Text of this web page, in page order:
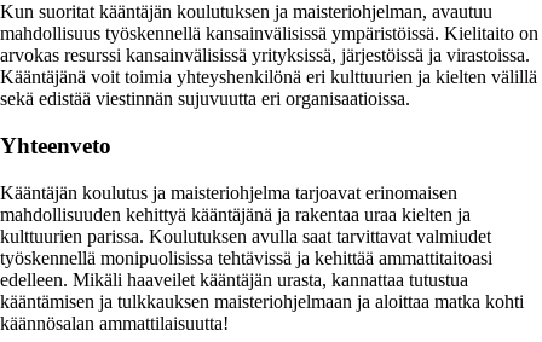
Kun suoritat kääntäjän koulutuksen ja maisteriohjelman, avautuu
mahdollisuus työskennellä kansainvälisissä ympäristöissä. Kielitaito on
arvokas resurssi kansainvälisissä yrityksissä, järjestöissä ja virastoissa.
Kääntäjänä voit toimia yhteyshenkilönä eri kulttuurien ja kielten välillä
sekä edistää viestinnän sujuvuutta eri organisaatioissa.
Yhteenveto
Kääntäjän koulutus ja maisteriohjelma tarjoavat erinomaisen
mahdollisuuden kehittyä kääntäjänä ja rakentaa uraa kielten ja
kulttuurien parissa. Koulutuksen avulla saat tarvittavat valmiudet
työskennellä monipuolisissa tehtävissä ja kehittää ammattitaitoasi
edelleen. Mikäli haaveilet kääntäjän urasta, kannattaa tutustua
kääntämisen ja tulkkauksen maisteriohjelmaan ja aloittaa matka kohti
käännösalan ammattilaisuutta!